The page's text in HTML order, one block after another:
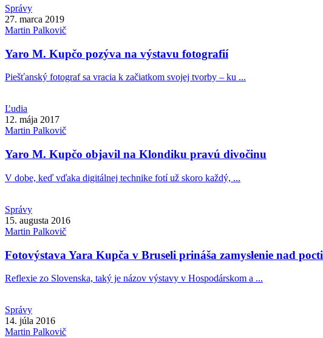
Správy
27. marca 2019
Martin Palkovič
Yaro M. Kupčo pozýva na výstavu fotografií
Piešťanský fotograf sa vracia k začiatkom svojej tvorby – ku ...
Ľudia
12. mája 2017
Martin Palkovič
Yaro M. Kupčo objavil na Klondiku pravú divočinu
V dobe, keď vďaka digitálnej technike fotí už skoro každý, ...
Správy
15. augusta 2016
Martin Palkovič
Fotovýstava Yara Kupča v Bruseli prináša zamyslenie nad
Reflexie zo Slovenska, taký je názov výstavy v Hospodárskom a ...
Správy
14. júla 2016
Martin Palkovič